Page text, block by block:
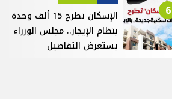
6
الإسكان تطرح 15 ألف وحدة
بنظام الإيجار.. مجلس الوزراء
يستعرض التفاصيل